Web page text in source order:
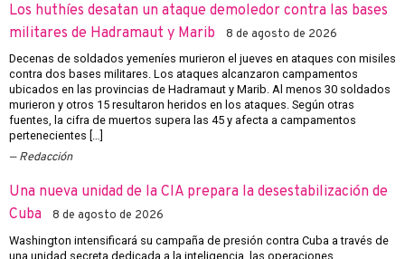
Los huthíes desatan un ataque demoledor contra las bases
militares de Hadramaut y Marib
8 de agosto de 2026
Decenas de soldados yemeníes murieron el jueves en ataques con misiles
contra dos bases militares. Los ataques alcanzaron campamentos
ubicados en las provincias de Hadramaut y Marib. Al menos 30 soldados
murieron y otros 15 resultaron heridos en los ataques. Según otras
fuentes, la cifra de muertos supera las 45 y afecta a campamentos
pertenecientes […]
Redacción
Una nueva unidad de la CIA prepara la desestabilización de
Cuba
8 de agosto de 2026
Washington intensificará su campaña de presión contra Cuba a través de
una unidad secreta dedicada a la inteligencia, las operaciones